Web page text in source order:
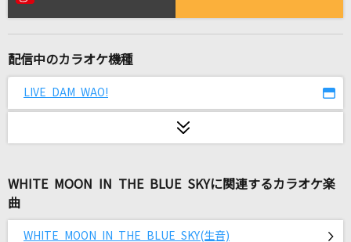
プレイシック
初恋リバイバル
夢中
配信中のカラオケ機種
LIVE DAM WAO!
WHITE MOON IN THE BLUE SKYに関連するカラオケ楽
曲
WHITE MOON IN THE BLUE SKY(生音)